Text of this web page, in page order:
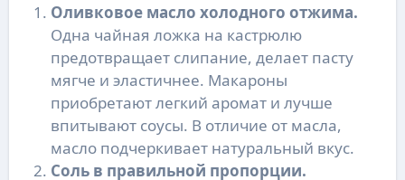
Оливковое масло холодного отжима.
Одна чайная ложка на кастрюлю
предотвращает слипание, делает пасту
мягче и эластичнее. Макароны
приобретают легкий аромат и лучше
впитывают соусы. В отличие от масла,
масло подчеркивает натуральный вкус.
Соль в правильной пропорции.